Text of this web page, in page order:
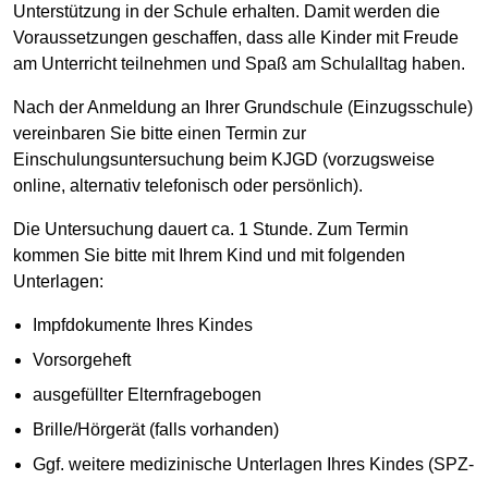
Unterstützung in der Schule erhalten. Damit werden die
Voraussetzungen geschaffen, dass alle Kinder mit Freude
am Unterricht teilnehmen und Spaß am Schulalltag haben.
Nach der Anmeldung an Ihrer Grundschule (Einzugsschule)
vereinbaren Sie bitte einen Termin zur
Einschulungsuntersuchung beim KJGD (vorzugsweise
online, alternativ telefonisch oder persönlich).
Die Untersuchung dauert ca. 1 Stunde. Zum Termin
kommen Sie bitte mit Ihrem Kind und mit folgenden
Unterlagen:
Impfdokumente Ihres Kindes
Vorsorgeheft
ausgefüllter Elternfragebogen
Brille/Hörgerät (falls vorhanden)
Ggf. weitere medizinische Unterlagen Ihres Kindes (SPZ-